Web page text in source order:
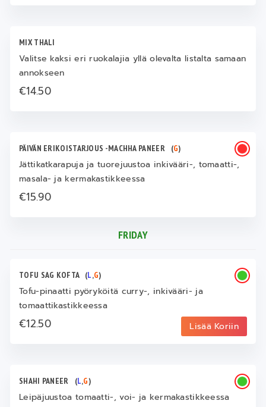
MIX THALI
Valitse kaksi eri ruokalajia yllä olevalta listalta samaan
annokseen
€14.50
PÄIVÄN ERIKOISTARJOUS -MACHHA PANEER (G)
Jättikatkarapuja ja tuorejuustoa inkivääri-, tomaatti-,
masala- ja kermakastikkeessa
€15.90
FRIDAY
TOFU SAG KOFTA (L,G)
Tofu-pinaatti pyöryköitä curry-, inkivääri- ja
tomaattikastikkeessa
€12.50 Lisää Koriin
SHAHI PANEER (L,G)
Leipäjuustoa tomaatti-, voi- ja kermakastikkeessa